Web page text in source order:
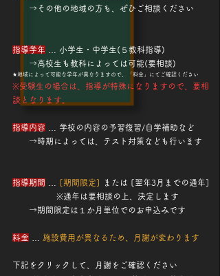
→その他の地域の方も、ぜひご相談ください
​指導学年 … 小学生・中学生(５教科指導)
​ →高校生も教科によっては可能(要相談)
​★地域によって可能な学年が異なります ので、「料金」にてご確認ください
​※受験生の場合は、指導が特殊になりますので、要相
談となります。
指導内容 … 学校の内容の予習復習/自学補助など​
→時期によっては、テスト対策なども行います
指導期間 [期間限定]
または [翌年3月までの通年]
※通年は要相談の上、決定します
​ →期間限定は１か月単位でのお申込みです
料金 施設費用が異なるため、月謝が変わります
​下記をクリックして、月謝をご確認ください